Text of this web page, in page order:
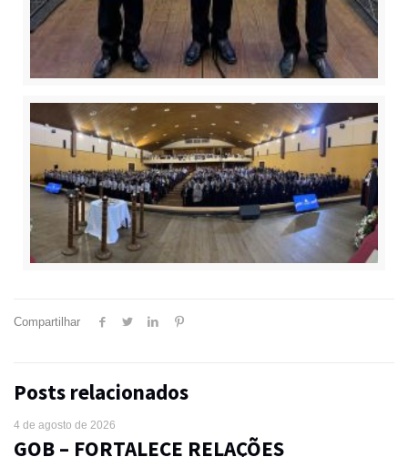
Compartilhar
Posts relacionados
4 de agosto de 2026
GOB – FORTALECE RELAÇÕES